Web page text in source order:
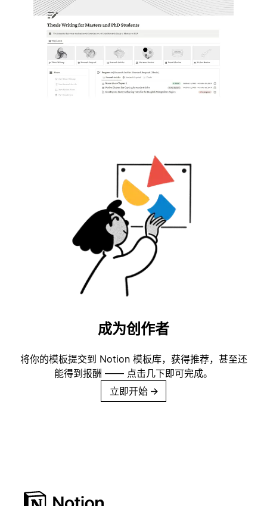
成为创作者
将你的模板提交到 Notion 模板库，获得推荐，甚至还
能得到报酬 —— 点击几下即可完成。
立即开始 →